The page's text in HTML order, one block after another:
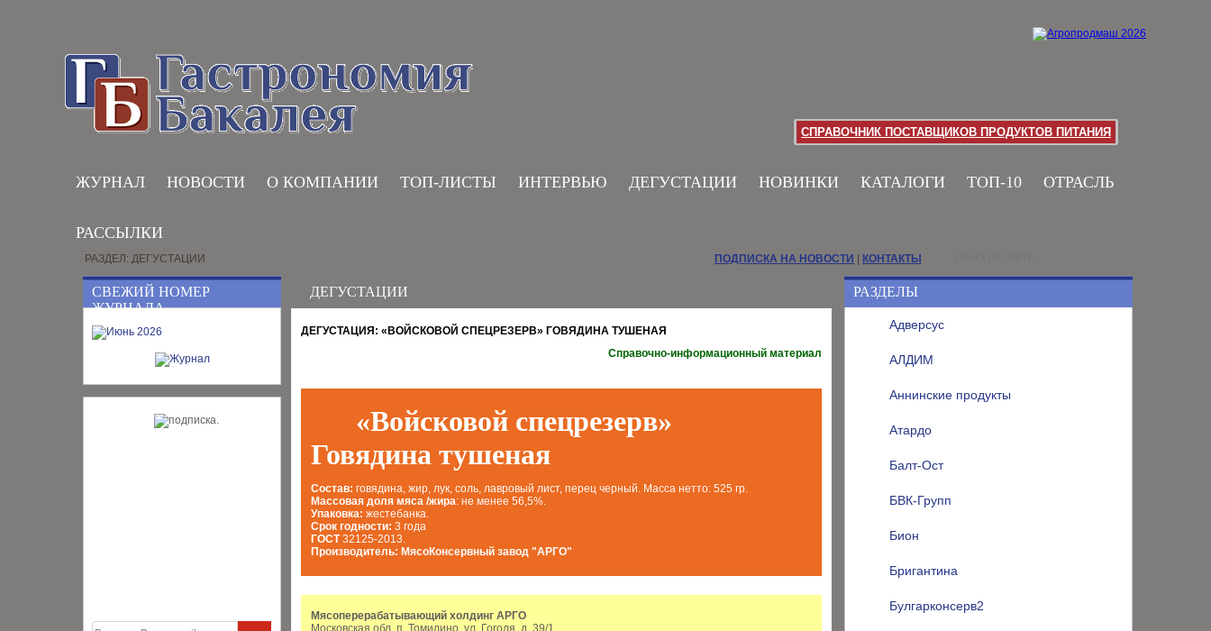
СПРАВОЧНИК ПОСТАВЩИКОВ ПРОДУКТОВ ПИТАНИЯ
ЖУРНАЛ НОВОСТИ О КОМПАНИИ ТОП-ЛИСТЫ ИНТЕРВЬЮ ДЕГУСТАЦИИ НОВИНКИ КАТАЛОГИ ТОП-10 ОТРАСЛЬ
РАССЫЛКИ
СВЕЖИЙ НОМЕР
ЖУРНАЛА
РАЗДЕЛЫ
Адверсус
АЛДИМ
Аннинские продукты
Атардо
Балт-Ост
БВК-Групп
Бион
Бригантина
Булгарконсерв2
РАЗДЕЛ: ДЕГУСТАЦИИ ПОДПИСКА НА НОВОСТИ КОНТАКТЫ
ДЕГУСТАЦИИ
ДЕГУСТАЦИЯ: «ВОЙСКОВОЙ СПЕЦРЕЗЕРВ» ГОВЯДИНА ТУШЕНАЯ
Справочно-информационный материал
«Войсковой спецрезерв»
Говядина тушеная
Состав: говядина, жир, лук, соль, лавровый лист, перец черный. Масса нетто: 525 гр.
Массовая доля мяса /жира: не менее 56,5%.
Упаковка: жестебанка.
Срок годности: 3 года
ГОСТ32125-2013.
Производитель: МясоКонсервный завод "АРГО"
Мясоперерабатывающий холдинг АРГО
Московская обл. п. Томилино, ул. Гоголя, д. 39/1